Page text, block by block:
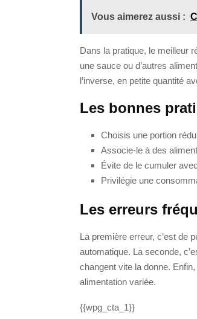
Vous aimerez aussi :
Dans la pratique, le meilleur
une sauce ou d’autres
l’inverse, en petite quantité
Les bonnes
Choisis une portion
Associe-le à des
Évite de le cumuler
Privilégie une
Les erreurs
La première erreur, c’est de
automatique. La seconde,
changent vite la donne.
alimentation variée.
{{wpg_cta_1}}